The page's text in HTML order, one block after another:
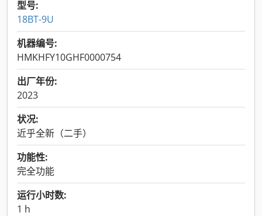
型号:
18BT-9U
机器编号:
HMKHFY10GHF0000754
出厂年份:
2023
状况:
近乎全新（二手）
功能性:
完全功能
运行小时数:
1 h